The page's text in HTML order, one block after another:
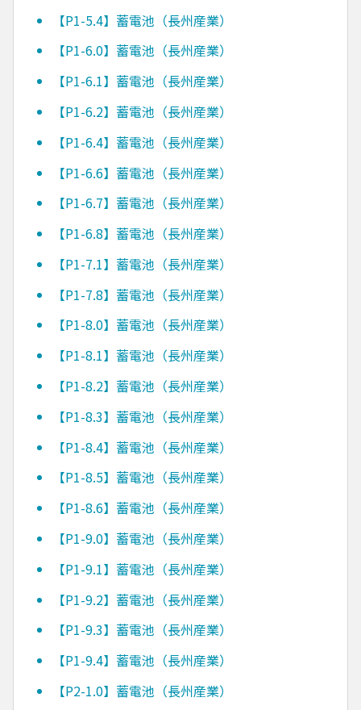
【P1-5.4】蓄電池（長州産業）
【P1-6.0】蓄電池（長州産業）
【P1-6.1】蓄電池（長州産業）
【P1-6.2】蓄電池（長州産業）
【P1-6.4】蓄電池（長州産業）
【P1-6.6】蓄電池（長州産業）
【P1-6.7】蓄電池（長州産業）
【P1-6.8】蓄電池（長州産業）
【P1-7.1】蓄電池（長州産業）
【P1-7.8】蓄電池（長州産業）
【P1-8.0】蓄電池（長州産業）
【P1-8.1】蓄電池（長州産業）
【P1-8.2】蓄電池（長州産業）
【P1-8.3】蓄電池（長州産業）
【P1-8.4】蓄電池（長州産業）
【P1-8.5】蓄電池（長州産業）
【P1-8.6】蓄電池（長州産業）
【P1-9.0】蓄電池（長州産業）
【P1-9.1】蓄電池（長州産業）
【P1-9.2】蓄電池（長州産業）
【P1-9.3】蓄電池（長州産業）
【P1-9.4】蓄電池（長州産業）
【P2-1.0】蓄電池（長州産業）